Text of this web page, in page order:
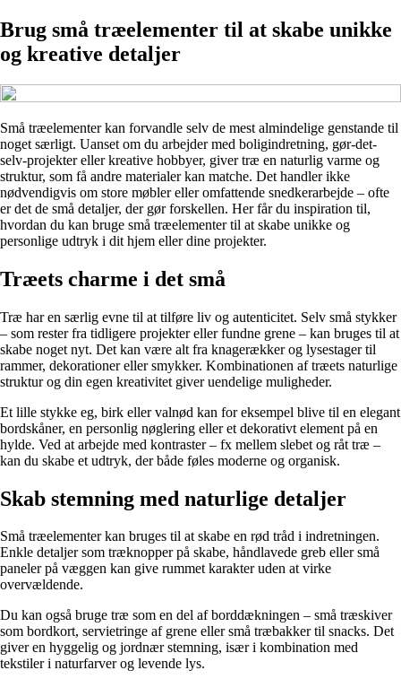
Brug små træelementer til at skabe unikke
og kreative detaljer
Små træelementer kan forvandle selv de mest almindelige genstande til
noget særligt. Uanset om du arbejder med boligindretning, gør-det-
selv-projekter eller kreative hobbyer, giver træ en naturlig varme og
struktur, som få andre materialer kan matche. Det handler ikke
nødvendigvis om store møbler eller omfattende snedkerarbejde – ofte
er det de små detaljer, der gør forskellen. Her får du inspiration til,
hvordan du kan bruge små træelementer til at skabe unikke og
personlige udtryk i dit hjem eller dine projekter.
Træets charme i det små
Træ har en særlig evne til at tilføre liv og autenticitet. Selv små stykker
– som rester fra tidligere projekter eller fundne grene – kan bruges til at
skabe noget nyt. Det kan være alt fra knagerækker og lysestager til
rammer, dekorationer eller smykker. Kombinationen af træets naturlige
struktur og din egen kreativitet giver uendelige muligheder.
Et lille stykke eg, birk eller valnød kan for eksempel blive til en elegant
bordskåner, en personlig nøglering eller et dekorativt element på en
hylde. Ved at arbejde med kontraster – fx mellem slebet og råt træ –
kan du skabe et udtryk, der både føles moderne og organisk.
Skab stemning med naturlige detaljer
Små træelementer kan bruges til at skabe en rød tråd i indretningen.
Enkle detaljer som træknopper på skabe, håndlavede greb eller små
paneler på væggen kan give rummet karakter uden at virke
overvældende.
Du kan også bruge træ som en del af borddækningen – små træskiver
som bordkort, servietringe af grene eller små træbakker til snacks. Det
giver en hyggelig og jordnær stemning, især i kombination med
tekstiler i naturfarver og levende lys.